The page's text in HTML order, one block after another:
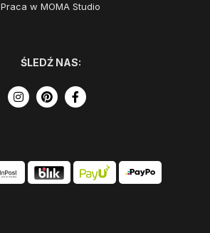
Praca w MOMA Studio
ŚLEDŹ NAS: